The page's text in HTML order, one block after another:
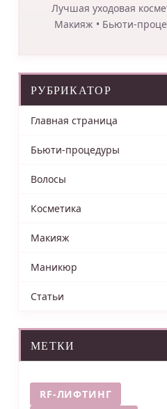
Лучшая уходовая
Макияж • Бьюти-
РУБРИКАТОР
Главная страница
Бьюти-процедуры
Волосы
Косметика
Макияж
Маникюр
Статьи
МЕТКИ
RF-ЛИФТИНГ